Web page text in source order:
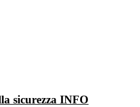
sicurezza INFO